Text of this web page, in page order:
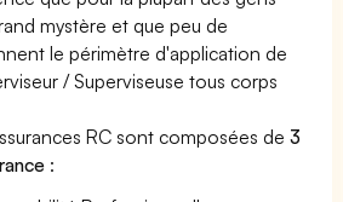
mystère et que peu de
le périmètre d'application de
/ Superviseuse tous corps
RC sont composées de3
: